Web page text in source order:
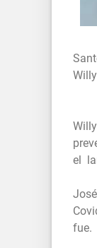
el
fue.